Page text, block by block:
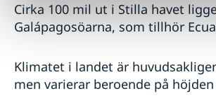
Cirka 100 mil ut i Stilla havet
Galápagosöarna, som tillhör
Klimatet i landet är
men varierar beroende på